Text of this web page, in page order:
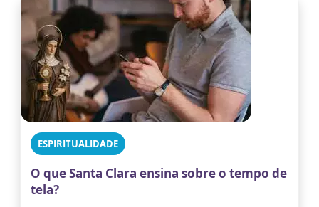
ESPIRITUALIDADE
O que Santa Clara ensina sobre o tempo de
tela?